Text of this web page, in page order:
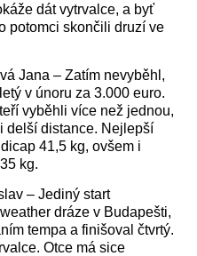
dát vytrvalce, a byť
potomci skončili druzí ve
Jana – Zatím nevyběhl,
v únoru za 3.000 euro.
vyběhli více než jednou,
delší distance. Nejlepší
41,5 kg, ovšem i
kg.
– Jediný start
dráze v Budapešti,
tempa a finišoval čtvrtý.
Otce má sice